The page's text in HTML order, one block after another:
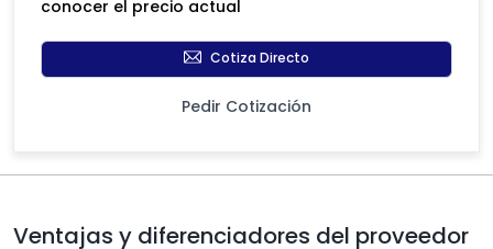
conocer el precio actual
Cotiza Directo
Pedir Cotización
Ventajas y diferenciadores del proveedor